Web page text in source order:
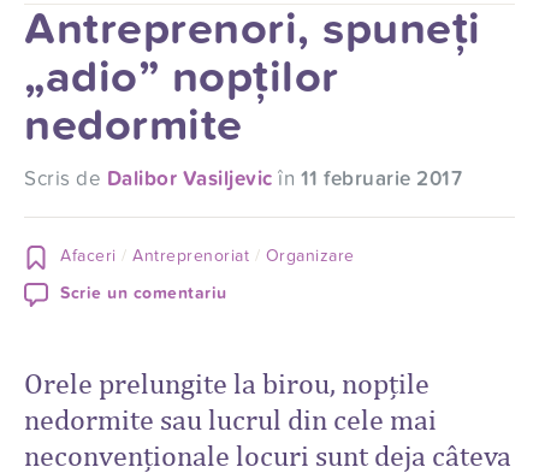
Antreprenori, spuneți
„adio” nopților
nedormite
Scris de Dalibor Vasiljevic în 11 februarie 2017
Afaceri Antreprenoriat
Organizare
Scrie un comentariu
Orele prelungite la birou, nopțile
nedormite sau lucrul din cele mai
neconvenționale locuri sunt deja câteva